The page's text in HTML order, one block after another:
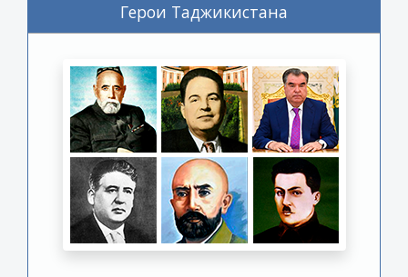
Герои Таджикистана